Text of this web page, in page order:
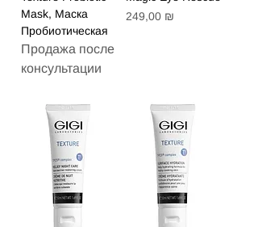
Mask, Маска
Пробиотическая
Продажа после
консультации
Цена
249,00 ₪